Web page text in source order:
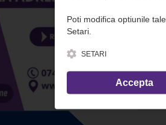
Poti modifica optiunile
Setari.
SETARI
Accepta